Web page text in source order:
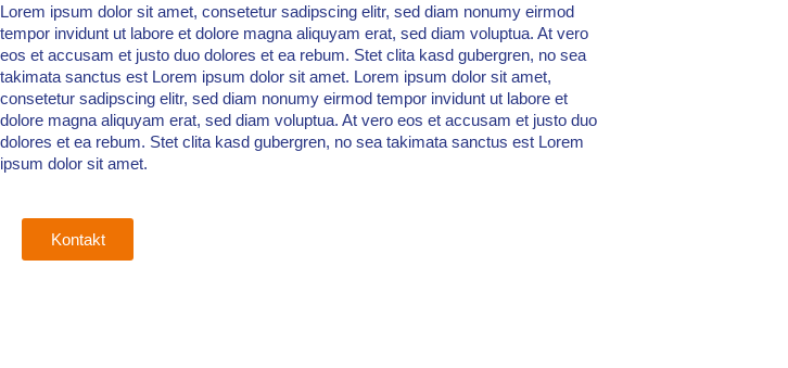
Lorem ipsum dolor sit amet, consetetur sadipscing elitr, sed diam nonumy eirmod
tempor invidunt ut labore et dolore magna aliquyam erat, sed diam voluptua. At vero
eos et accusam et justo duo dolores et ea rebum. Stet clita kasd gubergren, no sea
takimata sanctus est Lorem ipsum dolor sit amet. Lorem ipsum dolor sit amet,
consetetur sadipscing elitr, sed diam nonumy eirmod tempor invidunt ut labore et
dolore magna aliquyam erat, sed diam voluptua. At vero eos et accusam et justo duo
dolores et ea rebum. Stet clita kasd gubergren, no sea takimata sanctus est Lorem
ipsum dolor sit amet.
Kontakt